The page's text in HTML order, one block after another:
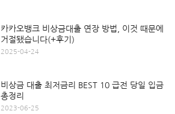
카카오뱅크 비상금대출 연장 방법, 이것 때문에
거절됐습니다(+후기)
2025-04-24
비상금 대출 최저금리 BEST 10 급전 당일 입금
총정리
2023-06-25